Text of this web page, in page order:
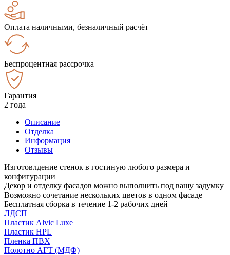
Оплата наличными, безналичный расчёт
Беспроцентная рассрочка
Гарантия
2 года
Описание
Отделка
Информация
Отзывы
Изготовлдение стенок в гостиную любого размера и
конфигурации
Декор и отделку фасадов можно выполнить под вашу задумку
Возможно сочетание нескольких цветов в одном фасаде
Бесплатная сборка в течение 1-2 рабочих дней
ЛДСП
Пластик Alvic Luxe
Пластик HPL
Пленка ПВХ
Полотно АГТ (МДФ)